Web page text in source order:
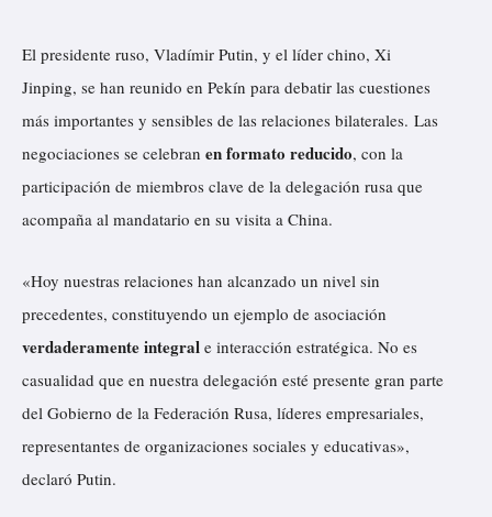
r
d
e
v
í
d
o
El presidente ruso, Vladímir Putin, y el líder chino, Xi
Jinping, se han reunido en Pekín para debatir las cuestiones
más importantes y sensibles de las relaciones bilaterales. Las
negociaciones se celebran en formato reducido, con la
participación de miembros clave de la delegación rusa que
acompaña al mandatario en su visita a China.
«Hoy nuestras relaciones han alcanzado un nivel sin
precedentes, constituyendo un ejemplo de asociación
verdaderamente integral e interacción estratégica. No es
casualidad que en nuestra delegación esté presente gran parte
del Gobierno de la Federación Rusa, líderes empresariales,
representantes de organizaciones sociales y educativas»,
declaró Putin.